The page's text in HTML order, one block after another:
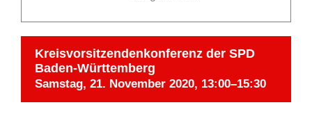
Kreisvorsitzendenkonferenz der SPD
Baden-Württemberg
Samstag, 21. November 2020, 13:00–15:30